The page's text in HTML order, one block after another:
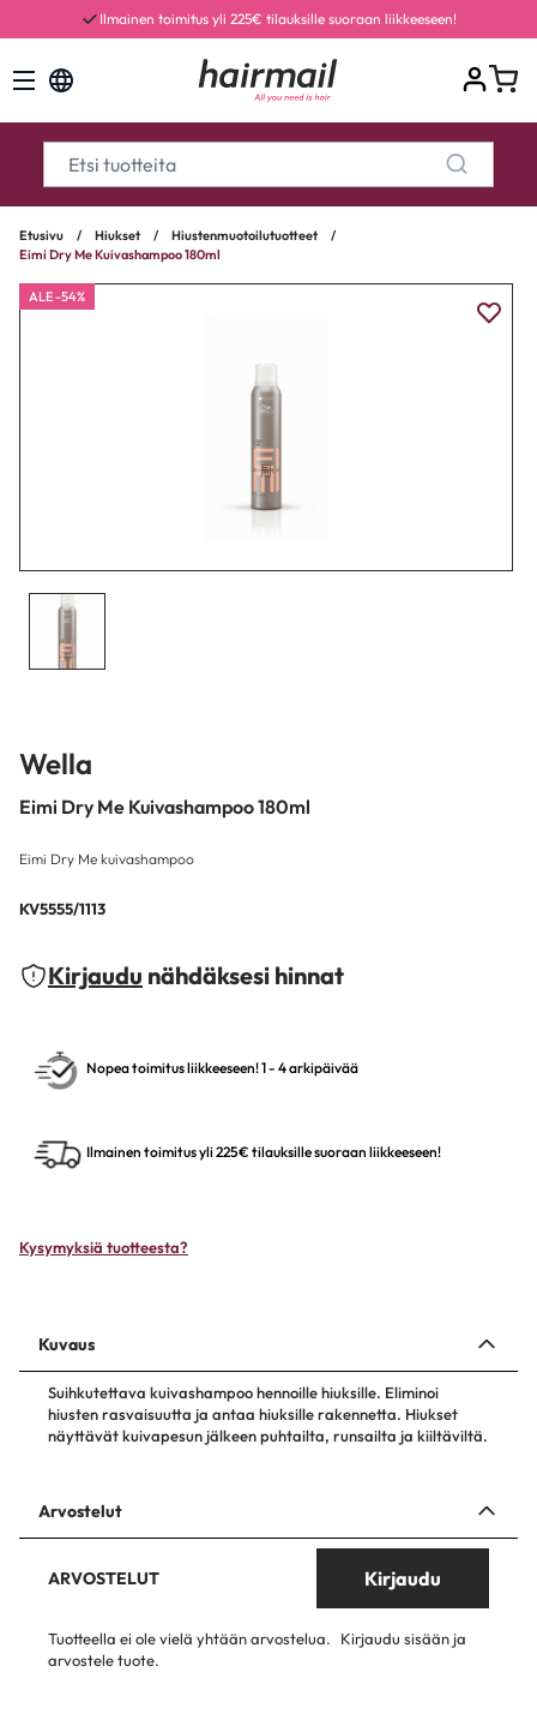
Ilmainen toimitus yli 225€ tilauksille suoraan liikkeeseen!
Etusivu / Hiukset / Hiustenmuotoilutuotteet
/
Eimi Dry Me Kuivashampoo 180ml
ALE -54%
Wella
Eimi Dry Me Kuivashampoo 180ml
Eimi Dry Me kuivashampoo
KV5555/1113
Kirjaudu nähdäksesi hinnat
Nopea toimitus liikkeeseen! 1 - 4 arkipäivää
Ilmainen toimitus yli 225€ tilauksille suoraan liikkeeseen!
Kysymyksiä tuotteesta?
Kuvaus
Suihkutettava kuivashampoo hennoille hiuksille. Eliminoi
hiusten rasvaisuutta ja antaa hiuksille rakennetta. Hiukset
näyttävät kuivapesun jälkeen puhtailta, runsailta ja kiiltäviltä.
Arvostelut
ARVOSTELUT Kirjaudu
Tuotteella ei ole vielä yhtään arvostelua.
Kirjaudu sisään ja
arvostele tuote.